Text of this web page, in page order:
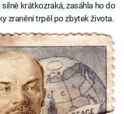
krátkozraká, zasáhla ho do
zranění trpěl po zbytek života.